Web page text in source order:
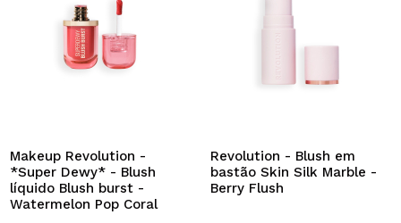
Makeup Revolution -
*Super Dewy* - Blush
líquido Blush burst -
Watermelon Pop Coral
Revolution - Blush em
bastão Skin Silk Marble -
Berry Flush